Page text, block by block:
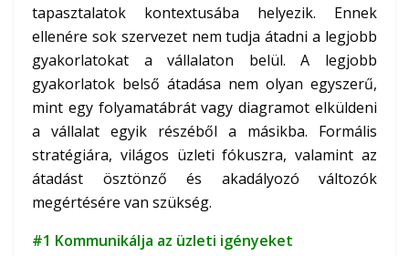
tapasztalatok kontextusába helyezik. Ennek
ellenére sok szervezet nem tudja átadni a legjobb
gyakorlatokat a vállalaton belül. A legjobb
gyakorlatok belső átadása nem olyan egyszerű,
mint egy folyamatábrát vagy diagramot elküldeni
a vállalat egyik részéből a másikba. Formális
stratégiára, világos üzleti fókuszra, valamint az
átadást ösztönző és akadályozó változók
megértésére van szükség.
#1 Kommunikálja az üzleti igényeket